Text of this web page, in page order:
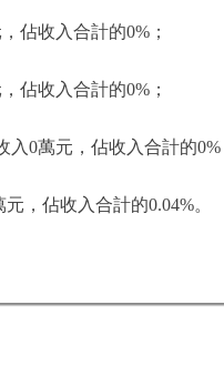
佔收入合計的0%；
佔收入合計的0%；
入0萬元，佔收入合計的
，佔收入合計的0.04%。